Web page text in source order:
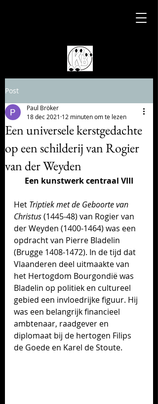
Post
Een universele kerstgedachte
op een schilderij van Rogier
van der Weyden
Paul Bröker
18 dec 2021 12 minuten om te lezen
Een kunstwerk centraal VIII
Het Triptiek met de Geboorte van
Christus (1445-48) van Rogier van
der Weyden (1400-1464) was een
opdracht van Pierre Bladelin
(Brugge 1408-1472). In de tijd dat
Vlaanderen deel uitmaakte van
het Hertogdom Bourgondië was
Bladelin op politiek en cultureel
gebied een invloedrijke figuur. Hij
was een belangrijk financieel
ambtenaar, raadgever en
diplomaat bij de hertogen Filips
de Goede en Karel de Stoute.